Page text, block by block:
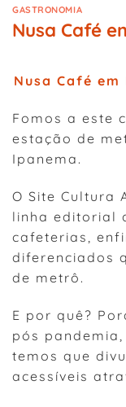
GASTRONOMIA
Nusa Café
Nusa Café
Fomos a este
estação de
Ipanema.
O Site Cultura
linha editorial
cafeterias,
diferenciados
de metrô.
E por quê?
pós
temos que
acessíveis